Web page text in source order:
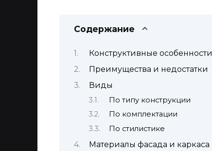
Содержание
Конструктивные особенности
Преимущества и недостатки
Виды
По типу конструкции
По комплектации
По стилистике
Материалы фасада и каркаса